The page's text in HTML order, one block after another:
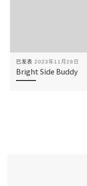
已发表 2023年11月28日
Bright Side Buddy